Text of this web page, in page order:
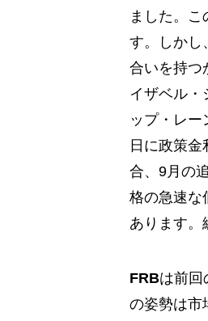
ました。
す。しかし
合いを持つ
イザベル・
ップ・レ
日に政策
合、9月の
格の急速な
あります。
FRBは前回
の姿勢は市